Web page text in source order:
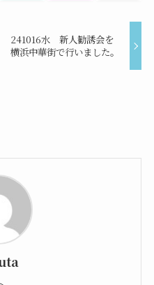
241016水 新人勧誘会を
横浜中華街で行いました。